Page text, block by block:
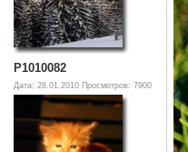
P1010082
Дата: 28.01.2010 Просмотров: 7900